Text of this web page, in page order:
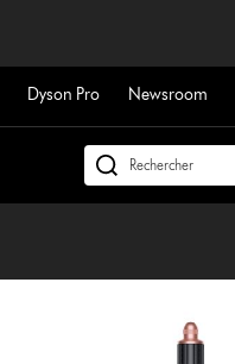
Dyson Pro Newsroom
Rechercher